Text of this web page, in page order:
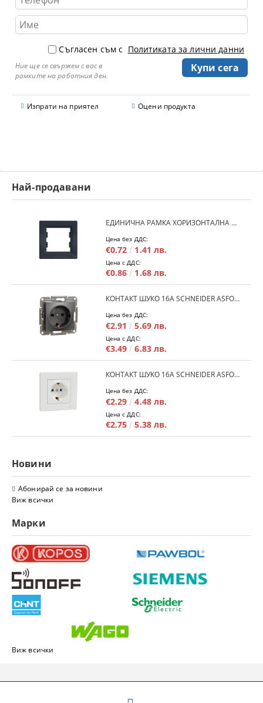
Съгласен съм с Политиката за лични данни
Ние ще се свържем с вас в
рамките на работния ден.
Изпрати на приятел Оцени продукта
Най-продавани
ЕДИНИЧНА РАМКА ХОРИЗОНТАЛНА SCHNEIDER ASFORA EPH5800171 - АНТРАЦИТ
Цена без ДДС:
€0.72 1.41 лв.
Цена с ДДС:
€0.86 1.68 лв.
КОНТАКТ ШУКО 16A SCHNEIDER ASFORA EPH2900171 - АНРАЦИТ
Цена без ДДС:
€2.91 5.69 лв.
Цена с ДДС:
€3.49 6.83 лв.
КОНТАКТ ШУКО 16A SCHNEIDER ASFORA EPH2900121 - БЯЛ
Цена без ДДС:
€2.29 4.48 лв.
Цена с ДДС:
€2.75 5.38 лв.
Новини
Абонирай се за новини
Виж всички
Марки
Виж всички